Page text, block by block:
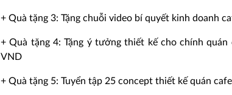
+ Quà tặng 3: Tặng chuỗi video bí quyết kinh doanh
+ Quà tặng 4: Tặng ý tưởng thiết kế cho chính
VND
+ Quà tặng 5: Tuyển tập 25 concept thiết kế quán